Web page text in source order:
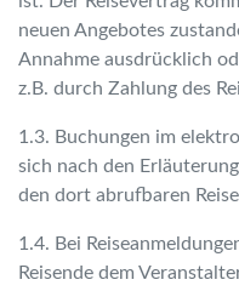
neuen Angebotes
Annahme ausdrücklich
z.B. durch Zahlung des
1.3. Buchungen im
sich nach den
den dort abrufbaren
1.4. Bei
Reisende dem